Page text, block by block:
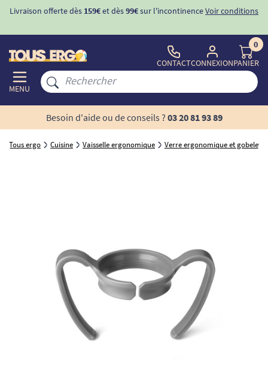
Livraison offerte dès 159€et dès99€sur l'incontinenceVoir conditions
MENU
CONTACTCONNEXION
0
PANIER
Besoin d'aide ou de conseils ? 03 20 81 93 89
Tous ergo Cuisine Vaisselle ergonomique Verre ergonomique et gobelet